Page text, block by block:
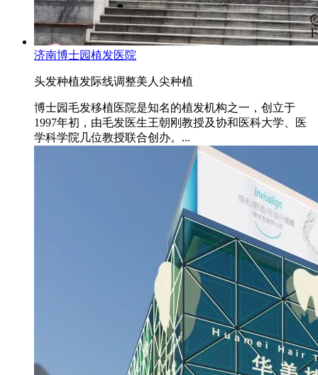
济南博士园植发医院
头发种植发际线调整美人尖种植
博士园毛发移植医院是知名的植发机构之一，创立于
1997年初，由毛发医生王朝刚教授及协和医科大学、医
学科学院几位教授联合创办。...